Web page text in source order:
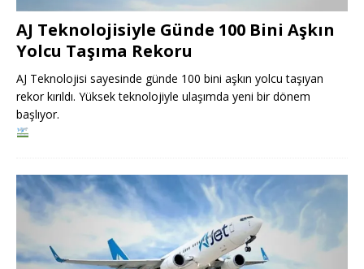
AJ Teknolojisiyle Günde 100 Bini Aşkın
Yolcu Taşıma Rekoru
AJ Teknolojisi sayesinde günde 100 bini aşkın yolcu taşıyan
rekor kırıldı. Yüksek teknolojiyle ulaşımda yeni bir dönem
başlıyor.